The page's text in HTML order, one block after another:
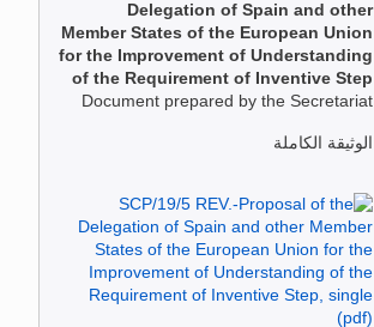
Delegation of Spain and other
Member States of the European Union
for the Improvement of Understanding
of the Requirement of Inventive Step
Document prepared by the Secretariat
الوثيقة الكاملة